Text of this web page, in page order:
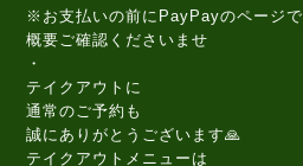
※お支払いの前にPayPayのページで
概要ご確認くださいませ
・
テイクアウトに
通常のご予約も
誠にありがとうございます🙏
テイクアウトメニューは